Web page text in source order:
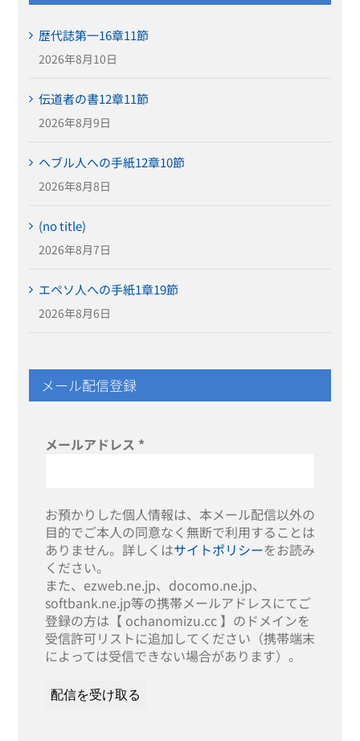
歴代誌第一16章11節
2026年8月10日
伝道者の書12章11節
2026年8月9日
ヘブル人への手紙12章10節
2026年8月8日
(no title)
2026年8月7日
エペソ人への手紙1章19節
2026年8月6日
メール配信登録
メールアドレス *
お預かりした個人情報は、本メール配信以外の
目的でご本人の同意なく無断で利用することは
ありません。詳しくはサイトポリシーをお読み
ください。
また、ezweb.ne.jp、docomo.ne.jp、
softbank.ne.jp等の携帯メールアドレスにてご
登録の方は【 ochanomizu.cc 】のドメインを
受信許可リストに追加してください（携帯端末
によっては受信できない場合があります）。